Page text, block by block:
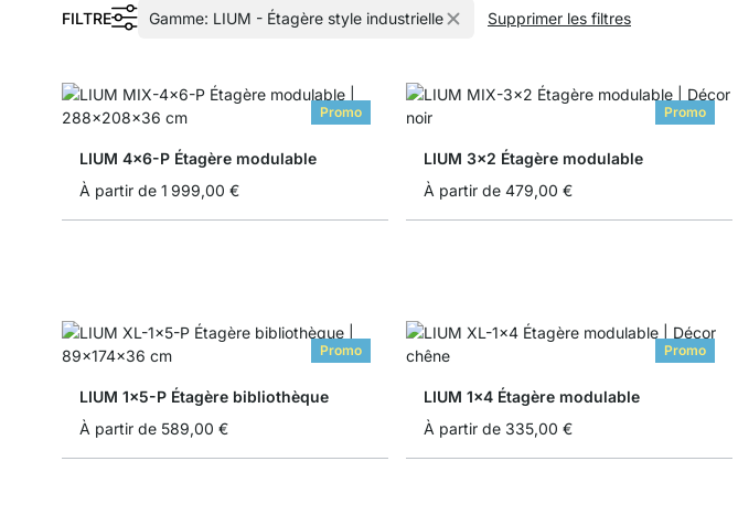
FILTRE Gamme: LIUM - Étagère style industrielle Supprimer les filtres
Promo
LIUM 4x6-P Étagère modulable
À partir de 1 999,00 €
Promo
LIUM 3x2 Étagère modulable
À partir de 479,00 €
Promo
LIUM 1x5-P Étagère bibliothèque
À partir de 589,00 €
Promo
LIUM 1x4 Étagère modulable
À partir de 335,00 €